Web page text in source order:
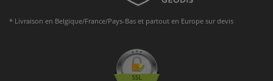
* Livraison en Belgique/France/Pays-Bas et partout en Europe sur devis